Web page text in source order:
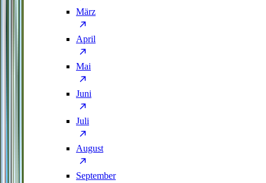
März
April
Mai
Juni
Juli
August
September